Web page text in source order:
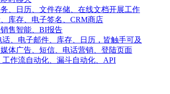
、日历、文件存储、在线文档开展工作
库存、电子签名、CRM商店
售智能、BI报告
、电子邮件、库存、日历，皆触手可及
体广告、短信、电话营销、登陆页面
作流自动化、漏斗自动化、API